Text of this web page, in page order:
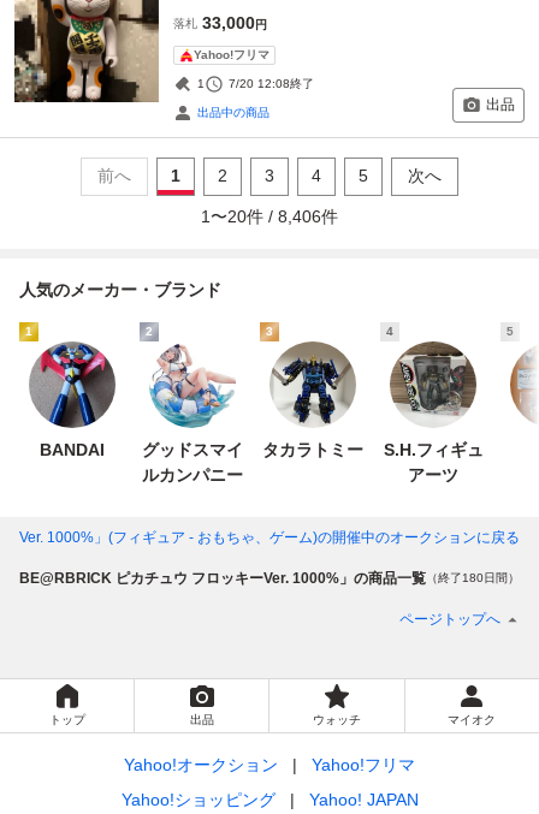
落札 33,000円
Yahoo!フリマ
1 7/20 12:08終了
出品中の商品 出品
前へ 1 2 3 4 5 次へ
1 〜20件 / 8,406件
人気のメーカー・ブランド
1
BANDAI
2
グッドスマイ
ルカンパニー
3
タカラトミー
4
S.H.フィギュ
アーツ
5
Ver. 1000%」(フィギュア - おもちゃ、ゲーム)の開催中のオークションに戻る
「BE@RBRICK ピカチュウ フロッキーVer. 1000%」の商品一覧 （終了180日間）
ページトップへ
トップ 出品 ウォッチ マイオク
Yahoo!オークション
Yahoo!フリマ
Yahoo!ショッピング
Yahoo! JAPAN